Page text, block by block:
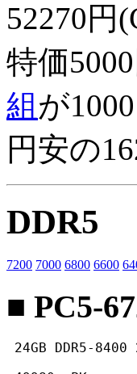
52270円
特価5000
組が
円安の
DDR5
7200 7000 6800 6600
■ PC5-
24GB DDR5-